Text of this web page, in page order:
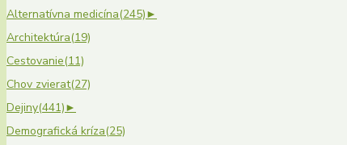
Alternatívna medicína(245)►
Architektúra(19)
Cestovanie(11)
Chov zvierat(27)
Dejiny(441)►
Demografická kríza(25)